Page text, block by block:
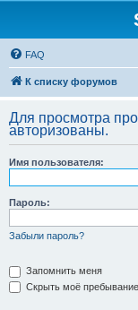
FAQ
К списку форумов
Для просмотра
авторизованы.
Имя пользователя:
Пароль:
Забыли пароль?
Запомнить меня
Скрыть моё